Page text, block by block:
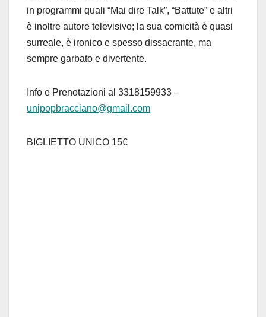
in programmi quali “Mai dire Talk”, “Battute” e altri
è inoltre autore televisivo; la sua comicità è quasi
surreale, è ironico e spesso dissacrante, ma
sempre garbato e divertente.
Info e Prenotazioni al 3318159933 –
unipopbracciano@gmail.com
BIGLIETTO UNICO 15€